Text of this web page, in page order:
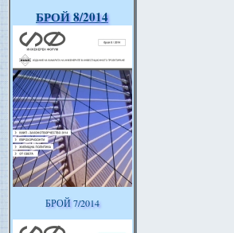
БРОЙ 8/2014
БРОЙ 7/2014